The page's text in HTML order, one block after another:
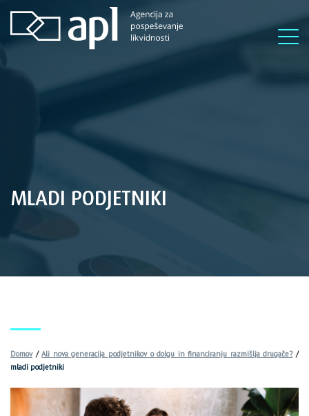
MLADI PODJETNIKI
Domov/Ali nova generacija podjetnikov o dolgu in financiranju razmišlja drugače?/
mladi podjetniki